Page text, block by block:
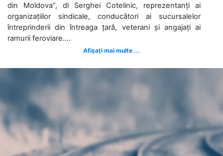
din Moldova”, dl Serghei Cotelinic, reprezentanți ai
organizațiilor sindicale, conducători ai sucursalelor
întreprinderii din întreaga țară, veterani și angajați ai
ramurii feroviare....
Afișați mai multe ...